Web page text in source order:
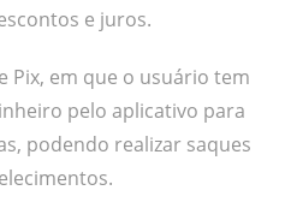
e juros.
Pix, em que o usuário tem
pelo aplicativo para
podendo realizar saques